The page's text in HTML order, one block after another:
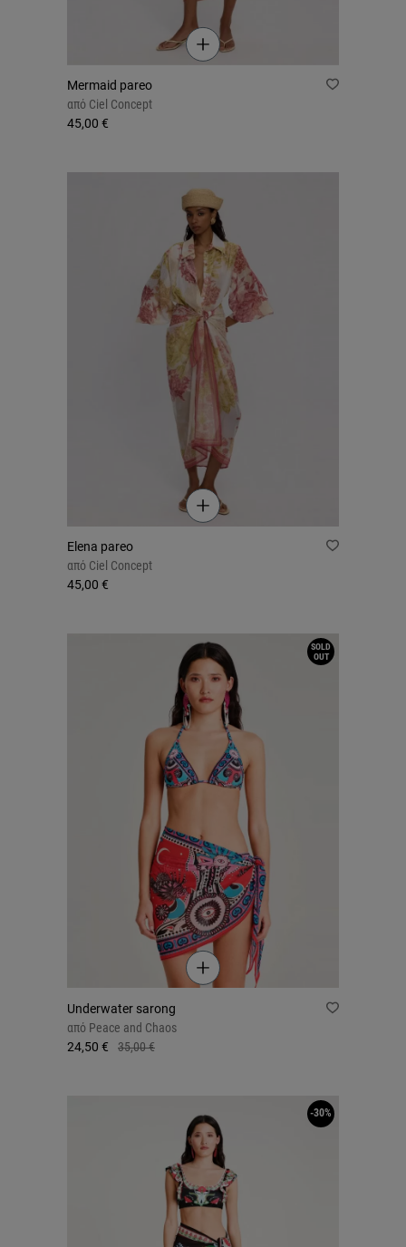
Mermaid pareo
από Ciel Concept
45,00 €
Elena pareo
από Ciel Concept
45,00 €
Underwater sarong
από Peace and Chaos
24,50 €
35,00 €
SOLD
OUT
-30%